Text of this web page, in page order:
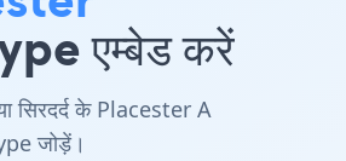
एम्बेड करें
सिरदर्द के Placester A
जोड़ें।